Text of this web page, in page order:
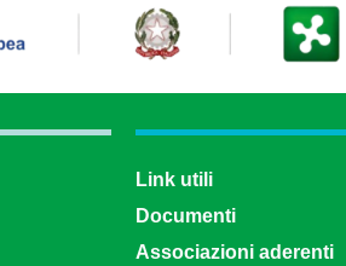
Link utili
Documenti
Associazioni aderenti